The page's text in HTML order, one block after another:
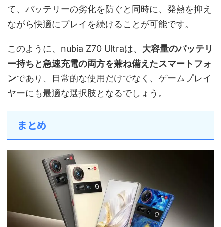
て、バッテリーの劣化を防ぐと同時に、発熱を抑え
ながら快適にプレイを続けることが可能です。
このように、nubia Z70 Ultraは、 大容量のバッテリ
ー持ちと急速充電の両方を兼ね備えたスマートフォ
ンであり、日常的な使用だけでなく、ゲームプレイ
ヤーにも最適な選択肢となるでしょう。
まとめ